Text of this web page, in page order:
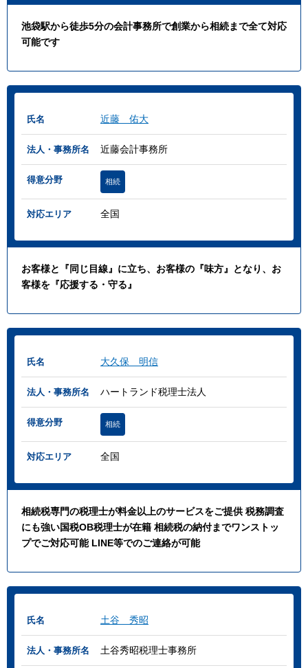
池袋駅から徒歩5分の会計事務所で創業から相続まで全て対応
可能です
氏名 近藤 佑大
法人・事務所名 近藤会計事務所
得意分野 相続
対応エリア 全国
お客様と『同じ目線』に立ち、お客様の『味方』となり、お
客様を『応援する・守る』
氏名 大久保 明信
法人・事務所名 ハートランド税理士法人
得意分野 相続
対応エリア 全国
相続税専門の税理士が料金以上のサービスをご提供 税務調査
にも強い国税OB税理士が在籍 相続税の納付までワンストッ
プでご対応可能 LINE等でのご連絡が可能
氏名 土谷 秀昭
法人・事務所名 土谷秀昭税理士事務所